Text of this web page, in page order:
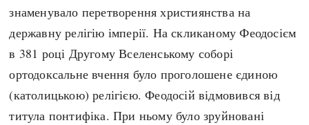
знаменувало перетворення християнства на
державну релігію імперії. На скликаному Феодосієм
в 381 році Другому Вселенському соборі
ортодоксальне вчення було проголошене єдиною
(католицькою) релігією. Феодосій відмовився від
титула понтифіка. При ньому було зруйновані